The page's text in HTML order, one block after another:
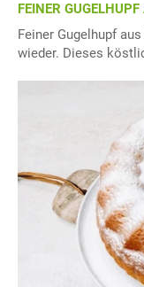
FEINER
Feiner Gugelhupf
wieder. Dieses